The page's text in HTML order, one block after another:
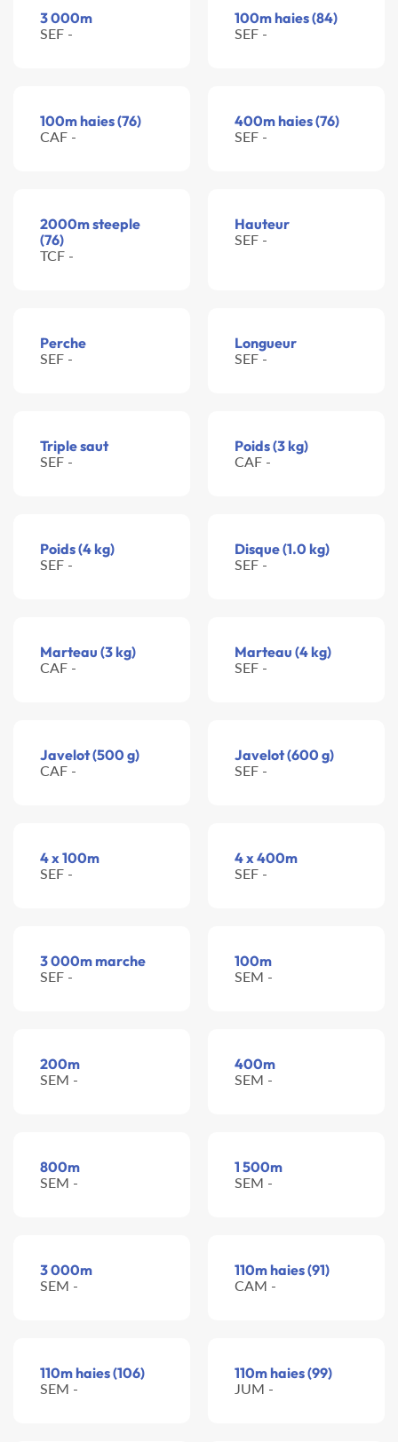
3 000m
SEF -
100m haies (84)
SEF -
100m haies (76)
CAF -
400m haies (76)
SEF -
2000m steeple
(76)
TCF -
Hauteur
SEF -
Perche
SEF -
Longueur
SEF -
Triple saut
SEF -
Poids (3 kg)
CAF -
Poids (4 kg)
SEF -
Disque (1.0 kg)
SEF -
Marteau (3 kg)
CAF -
Marteau (4 kg)
SEF -
Javelot (500 g)
CAF -
Javelot (600 g)
SEF -
4 x 100m
SEF -
4 x 400m
SEF -
3 000m marche
SEF -
100m
SEM -
200m
SEM -
400m
SEM -
800m
SEM -
1 500m
SEM -
3 000m
SEM -
110m haies (91)
CAM -
110m haies (106)
SEM -
110m haies (99)
JUM -